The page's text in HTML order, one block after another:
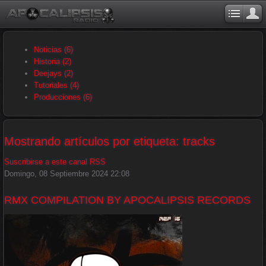
Noticias (6)
Historia(2)
Deejays (2)
Tutoriales (4)
Producciones (6)
Mostrando artículos por etiqueta: tracks
Suscribirse a este canal RSS
Domingo, 08 Septiembre 2024 22:08
RMX COMPILATION BY APOCALIPSIS RECORDS